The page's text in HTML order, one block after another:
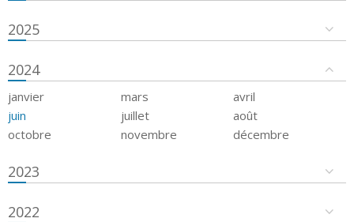
2025
2024
janvier mars
avril
juin
juillet
août
octobre
novembre décembre
2023
2022